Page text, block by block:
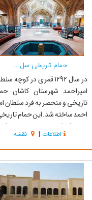
فرزند امام محمد باقر(ع) و از نو...
حمام تاریخی سل...
در سال 1292 قمری در کوچه
امیراحمد شهرستان کاشان
تاریخی و منحصر به فرد سلطان
احمد ساخته شد. این حمام
نمونه ای از زیبا‌ترین حمام‌های
از نظر معماری و تزئینات با
1000 متر مربع در محله‌ی
امیراحمد واقع در خیابان
می‌باشد که وجه تسمیه آن به
مج...
اطلاعات | نقشه